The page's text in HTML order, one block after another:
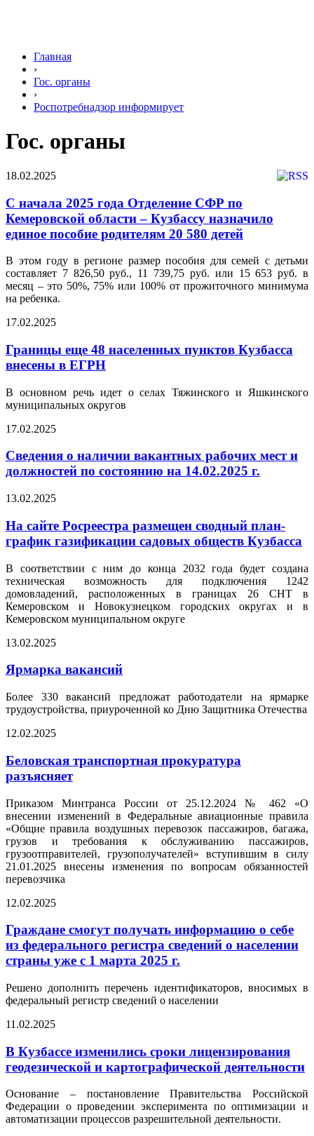
Главная
›
Гос. органы
›
Роспотребнадзор информирует
Гос. органы
18.02.2025
С начала 2025 года Отделение СФР по
Кемеровской области – Кузбассу назначило
единое пособие родителям 20 580 детей
В этом году в регионе размер пособия для семей с детьми
составляет 7 826,50 руб., 11 739,75 руб. или 15 653 руб. в
месяц – это 50%, 75% или 100% от прожиточного минимума
на ребенка.
17.02.2025
Границы еще 48 населенных пунктов Кузбасса
внесены в ЕГРН
В основном речь идет о селах Тяжинского и Яшкинского
муниципальных округов
17.02.2025
Сведения о наличии вакантных рабочих мест и
должностей по состоянию на 14.02.2025 г.
13.02.2025
На сайте Росреестра размещен сводный план-
график газификации садовых обществ Кузбасса
В соответствии с ним до конца 2032 года будет создана
техническая возможность для подключения 1242
домовладений, расположенных в границах 26 СНТ в
Кемеровском и Новокузнецком городских округах и в
Кемеровском муниципальном округе
13.02.2025
Ярмарка вакансий
Более 330 вакансий предложат работодатели на ярмарке
трудоустройства, приуроченной ко Дню Защитника Отечества
12.02.2025
Беловская транспортная прокуратура
разъясняет
Приказом Минтранса России от 25.12.2024 № 462 «О
внесении изменений в Федеральные авиационные правила
«Общие правила воздушных перевозок пассажиров, багажа,
грузов и требования к обслуживанию пассажиров,
грузоотправителей, грузополучателей» вступившим в силу
21.01.2025 внесены изменения по вопросам обязанностей
перевозчика
12.02.2025
Граждане смогут получать информацию о себе
из федерального регистра сведений о населении
страны уже с 1 марта 2025 г.
Решено дополнить перечень идентификаторов, вносимых в
федеральный регистр сведений о населении
11.02.2025
В Кузбассе изменились сроки лицензирования
геодезической и картографической деятельности
Основание – постановление Правительства Российской
Федерации о проведении эксперимента по оптимизации и
автоматизации процессов разрешительной деятельности.